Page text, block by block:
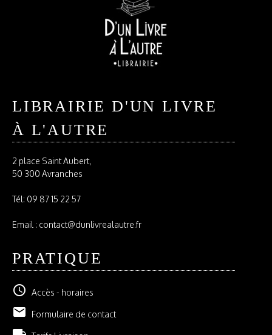
LIBRAIRIE D'UN LIVRE
À L'AUTRE
2 place Saint Aubert,
50 300 Avranches
Tél: 09 87 15 22 57
Email : contact@dunlivrealautre.fr
PRATIQUE
schedule Accès - horaires
email Formulaire de contact